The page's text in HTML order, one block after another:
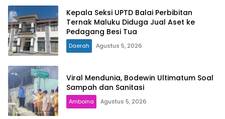
Kepala Seksi UPTD Balai Perbibitan
Ternak Maluku Diduga Jual Aset ke
Pedagang Besi Tua
Daerah Agustus 5, 2026
Viral Mendunia, Bodewin Ultimatum Soal
Sampah dan Sanitasi
Amboina Agustus 5, 2026